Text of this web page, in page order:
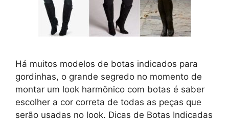
Há muitos modelos de botas indicados para
gordinhas, o grande segredo no momento de
montar um look harmônico com botas é saber
escolher a cor correta de todas as peças que
serão usadas no look. Dicas de Botas Indicadas